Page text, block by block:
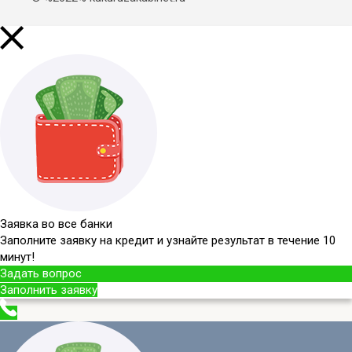
Заявка во все банки
Заполните заявку на кредит и узнайте результат в течение 10
минут!
Задать вопрос
Заполнить заявку